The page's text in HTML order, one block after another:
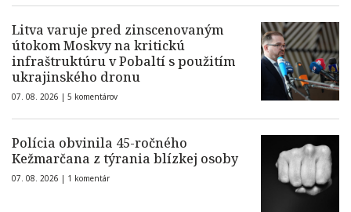
Litva varuje pred zinscenovaným
útokom Moskvy na kritickú
infraštruktúru v Pobaltí s použitím
ukrajinského dronu
07. 08. 2026 | 5 komentárov
Polícia obvinila 45-ročného
Kežmarčana z týrania blízkej osoby
07. 08. 2026 | 1 komentár